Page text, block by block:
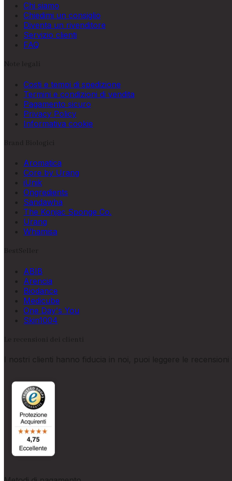
Chi siamo
Chiedimi un consiglio
Diventa un rivenditore
Servizio clienti
FAQ
Note legali
Costi e tempi di spedizione
Termini e condizioni di vendita
Pagamento sicuro
Privacy Policy
Informativa cookie
Brand Biologici
Aromatica
Core by Urang
iUnik
Ongredients
Sandawha
The Konjac Sponge Co.
Urang
Whamisa
BestSeller
ABIB
Arencia
Biodance
Medicube
One Day's You
Skin1004
Le recensioni dei clienti
I nostri clienti hanno fiducia in noi, puoi leggere le recensioni